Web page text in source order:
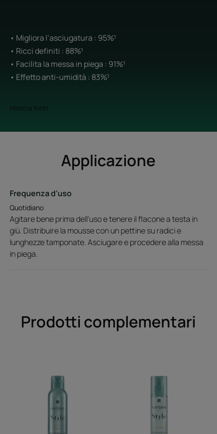
• Migliora l’asciugatura : 95%¹
• Ricci definiti : 88%¹
• Facilita la messa in piega : 91%¹
• Effetto anti-umidità : 83%¹
Mostra fonti
Applicazione
Frequenza d'uso
Quotidiano
Agitare bene prima dell'uso e tenere il flacone a testa in
giù. Distribuire la mousse con un pettine su radici e
lunghezze tamponate. Asciugare e procedere alla messa
in piega.
Prodotti complementari
di
Luminosità
termo-